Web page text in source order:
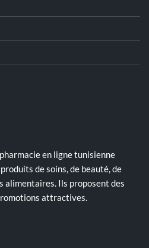
en ligne tunisienne
de soins, de beauté, de
alimentaires. Ils proposent des
attractives.